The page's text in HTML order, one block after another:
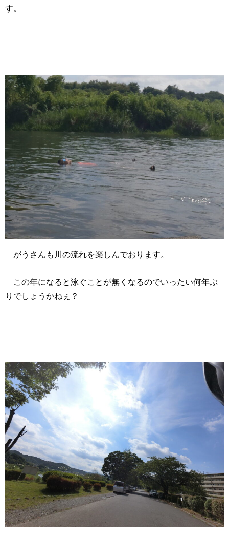
す。
がうさんも川の流れを楽しんでおります。
この年になると泳ぐことが無くなるのでいったい何年ぶ
りでしょうかねぇ？